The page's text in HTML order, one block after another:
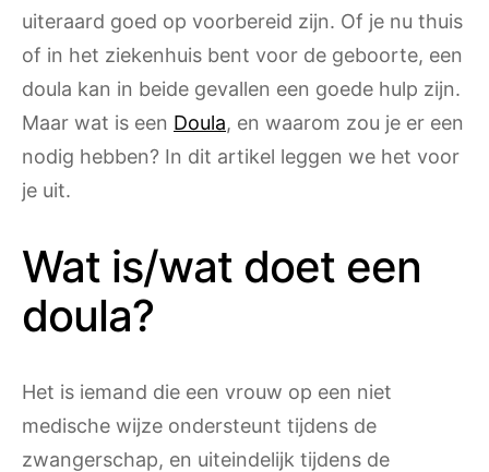
uiteraard goed op voorbereid zijn. Of je nu thuis
of in het ziekenhuis bent voor de geboorte, een
doula kan in beide gevallen een goede hulp zijn.
Maar wat is een Doula, en waarom zou je er een
nodig hebben? In dit artikel leggen we het voor
je uit.
Wat is/wat doet een
doula?
Het is iemand die een vrouw op een niet
medische wijze ondersteunt tijdens de
zwangerschap, en uiteindelijk tijdens de